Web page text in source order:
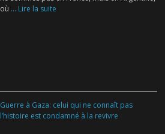
où ... Lire la suite
Guerre à Gaza: celui qui ne connaît pas
l’histoire est condamné à la revivre